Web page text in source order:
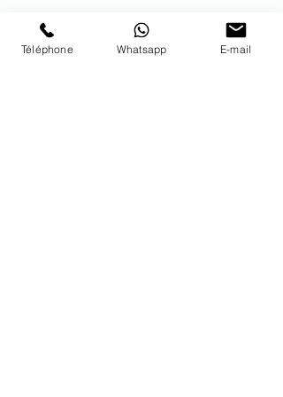
PAIEMENTS ACCEPTÉS
Téléphone Whatsapp E-mail